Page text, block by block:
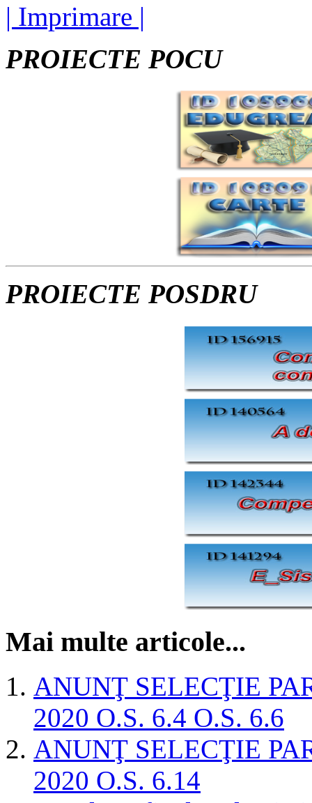
| Imprimare |
PROIECTE POCU
PROIECTE POSDRU
Mai multe articole...
ANUNŢ SELECŢIE
2020 O.S. 6.4 O.S. 6.6
ANUNŢ SELECŢIE
2020 O.S. 6.14